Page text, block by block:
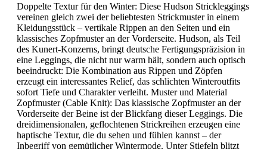
Doppelte Textur für den Winter: Diese Hudson Strickleggings
vereinen gleich zwei der beliebtesten Strickmuster in einem
Kleidungsstück – vertikale Rippen an den Seiten und ein
klassisches Zopfmuster an der Vorderseite. Hudson, als Teil
des Kunert-Konzerns, bringt deutsche Fertigungspräzision in
eine Leggings, die nicht nur warm hält, sondern auch optisch
beeindruckt: Die Kombination aus Rippen und Zöpfen
erzeugt ein interessantes Relief, das schlichten Winteroutfits
sofort Tiefe und Charakter verleiht. Muster und Material
Zopfmuster (Cable Knit): Das klassische Zopfmuster an der
Vorderseite der Beine ist der Blickfang dieser Leggings. Die
dreidimensionalen, geflochtenen Strickreihen erzeugen eine
haptische Textur, die du sehen und fühlen kannst – der
Inbegriff von gemütlicher Wintermode. Unter Stiefeln blitzt